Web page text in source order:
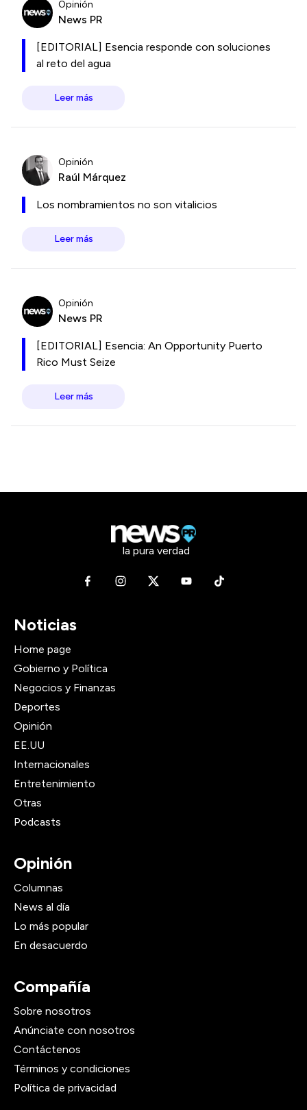
Opinión
News PR
[EDITORIAL] Esencia responde con soluciones
al reto del agua
Leer más
Opinión
Raúl Márquez
Los nombramientos no son vitalicios
Leer más
Opinión
News PR
[EDITORIAL] Esencia: An Opportunity Puerto
Rico Must Seize
Leer más
la pura verdad
Noticias
Home page
Gobierno y Política
Negocios y Finanzas
Deportes
Opinión
EE.UU
Internacionales
Entretenimiento
Otras
Podcasts
Opinión
Columnas
News al día
Lo más popular
En desacuerdo
Compañía
Sobre nosotros
Anúnciate con nosotros
Contáctenos
Términos y condiciones
Política de privacidad